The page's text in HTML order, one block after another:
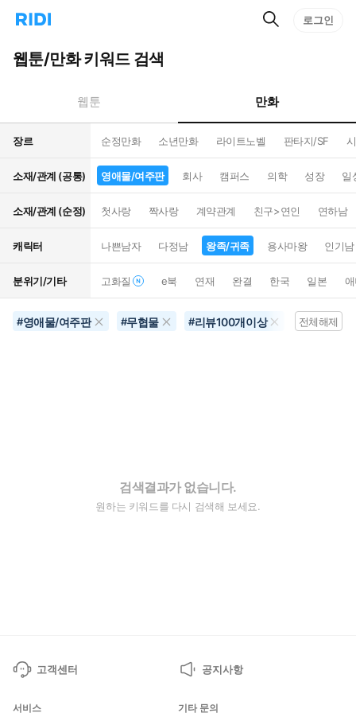
리
홈
으
턴
트
검
로그인
웹툰/만화 키워드 검색
웹툰 만화
장르 순정만화 소년만화 라이트노벨 판타지/SF
소재/관계 (공통) 영애물/여주판 회사 캠퍼스 의학 성장 일
소재/관계 (순정) 첫사랑 짝사랑 계약관계 친구>연인 연하남
캐릭터 나쁜남자 다정남 왕족/귀족 용사마왕 인기남
분위기/기타 고화질 e북 연재 완결 한국 일본
#영애물/여주판 #무협물 #리뷰100개이상 #동물
전체해제
검색결과가 없습니다.
원하는 키워드를 다시 검색해 보세요.
고객센터 공지사항
서비스 기타 문의